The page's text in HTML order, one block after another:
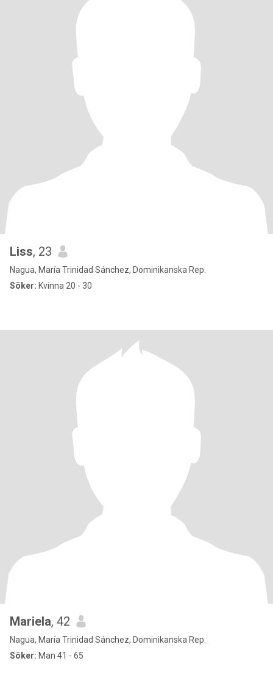
Liss, 23
Nagua, María Trinidad Sánchez, Dominikanska Rep.
Söker: Kvinna 20 - 30
Mariela, 42
Nagua, María Trinidad Sánchez, Dominikanska Rep.
Söker: Man 41 - 65